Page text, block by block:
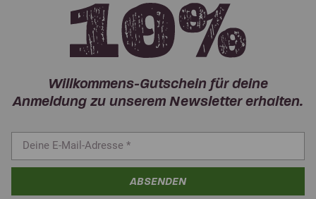
Willkommens-Gutschein für deine
Anmeldung zu unserem Newsletter erhalten.
ABSENDEN